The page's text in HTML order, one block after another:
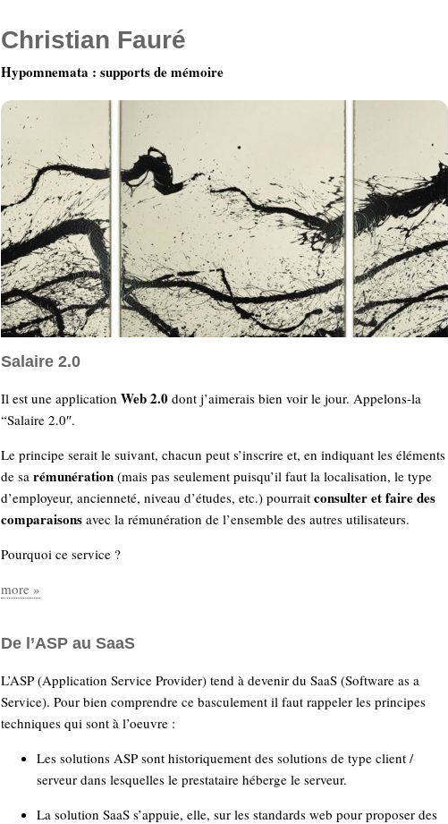
Salaire 2.0
Il est une application Web 2.0 dont j’aimerais bien voir le jour. Appelons-la
“Salaire 2.0″.
Le principe serait le suivant, chacun peut s’inscrire et, en indiquant les éléments
de sa rémunération (mais pas seulement puisqu’il faut la localisation, le type
d’employeur, ancienneté, niveau d’études, etc.) pourrait consulter et faire des
comparaisons avec la rémunération de l’ensemble des autres utilisateurs.
Pourquoi ce service ?
more »
De l’ASP au SaaS
L’ASP (Application Service Provider) tend à devenir du SaaS (Software as a
Service). Pour bien comprendre ce basculement il faut rappeler les principes
techniques qui sont à l’oeuvre :
Les solutions ASP sont historiquement des solutions de type client /
serveur dans lesquelles le prestataire héberge le serveur.
La solution SaaS s’appuie, elle, sur les standards web pour proposer des
Christian Fauré
Hypomnemata : supports de mémoire